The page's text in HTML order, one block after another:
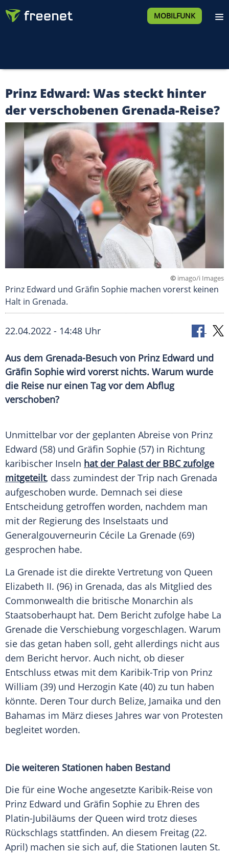
MOBILFUNK
Prinz Edward: Was steckt hinter
der verschobenen Grenada-Reise?
© imago/i Images
Prinz Edward und Gräfin Sophie machen vorerst keinen
Halt in Grenada.
22.04.2022 - 14:48 Uhr
Aus dem Grenada-Besuch von Prinz Edward und
Gräfin Sophie wird vorerst nichts. Warum wurde
die Reise nur einen Tag vor dem Abflug
verschoben?
Unmittelbar vor der geplanten Abreise von Prinz
Edward (58) und Gräfin Sophie (57) in Richtung
karibischer Inseln hat der Palast der BBCzufolge
mitgeteilt, dass zumindest der Trip nach Grenada
aufgeschoben wurde. Demnach sei diese
Entscheidung getroffen worden, nachdem man
mit der Regierung des Inselstaats und
Generalgouverneurin Cécile La Grenade (69)
gesprochen habe.
La Grenade ist die direkte Vertretung von Queen
Elizabeth II. (96) in Grenada, das als Mitglied des
Commonwealth die britische Monarchin als
Staatsoberhaupt hat. Dem Bericht zufolge habe La
Grenade die Verschiebung vorgeschlagen. Warum
sie das getan haben soll, geht allerdings nicht aus
dem Bericht hervor. Auch nicht, ob dieser
Entschluss etwas mit dem Karibik-Trip von Prinz
William (39) und Herzogin Kate (40) zu tun haben
könnte. Deren Tour durch Belize, Jamaika und den
Bahamas im März dieses Jahres war von Protesten
begleitet worden.
Die weiteren Stationen haben Bestand
Die für eine Woche angesetzte Karibik-Reise von
Prinz Edward und Gräfin Sophie zu Ehren des
Platin-Jubiläums der Queen wird trotz dieses
Rückschlags stattfinden. An diesem Freitag (22.
April) machen sie sich auf, die Stationen lauten St.